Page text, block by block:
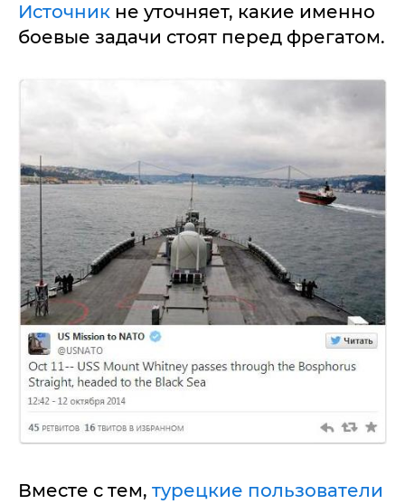
Источник не уточняет, какие именно
боевые задачи стоят перед фрегатом.
Вместе с тем, турецкие пользователи